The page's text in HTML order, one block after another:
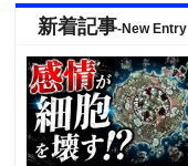
新着記事-New Entry